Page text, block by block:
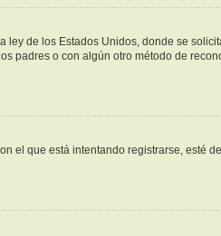
de los Estados Unidos, donde se
padres o con algún otro método de
el que está intentando registrarse, esté